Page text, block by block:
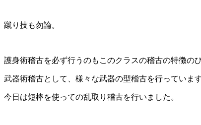
蹴り技も勿論。
護身術稽古を必ず行うのもこのクラスの稽古の特徴の
武器術稽古として、様々な武器の型稽古を行っていま
今日は短棒を使っての乱取り稽古を行いました。